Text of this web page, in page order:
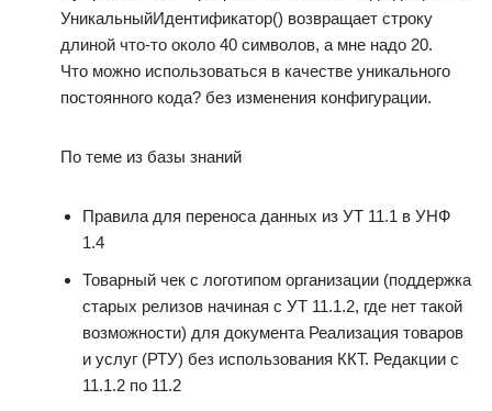
УникальныйИдентификатор() возвращает строку
длиной что-то около 40 символов, а мне надо 20.
Что можно использоваться в качестве уникального
постоянного кода? без изменения конфигурации.
По теме из базы знаний
Правила для переноса данных из УТ 11.1 в УНФ
1.4
Товарный чек с логотипом организации (поддержка
старых релизов начиная с УТ 11.1.2, где нет такой
возможности) для документа Реализация товаров
и услуг (РТУ) без использования ККТ. Редакции с
11.1.2 по 11.2